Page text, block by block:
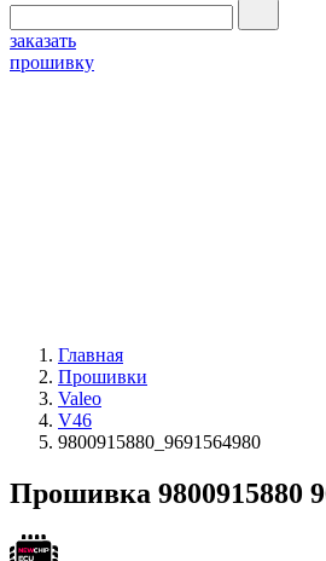
заказать
прошивку
Главная
Прошивки
Valeo
V46
9800915880_9691564980
Прошивка 9800915880